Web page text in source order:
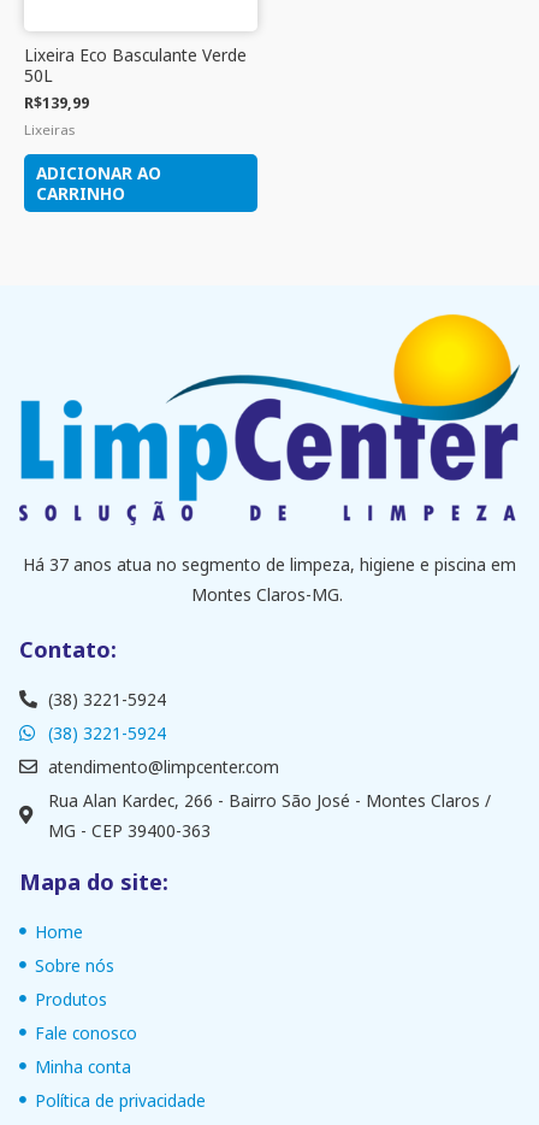
Lixeira Eco Basculante Verde
50L
R$139,99
Lixeiras
ADICIONAR AO
CARRINHO
Há 37 anos atua no segmento de limpeza, higiene e piscina em
Montes Claros-MG.
Contato:
(38) 3221-5924
(38) 3221-5924
atendimento@limpcenter.com
Rua Alan Kardec, 266 - Bairro São José - Montes Claros /
MG - CEP 39400-363
Mapa do site:
Home
Sobre nós
Produtos
Fale conosco
Minha conta
Política de privacidade